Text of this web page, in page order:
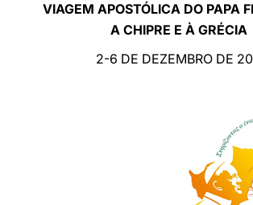
VIAGEM APOSTÓLICA DO PAPA
A CHIPRE E À GRÉCIA
2-6 DE DEZEMBRO DE